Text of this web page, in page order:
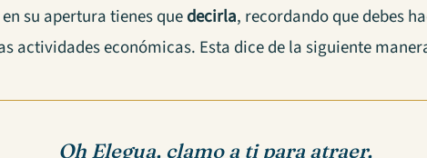
su apertura tienes quedecirla, recordando que debes
actividades económicas. Esta dice de la siguiente
Oh Elegua, clamo a ti para atraer,